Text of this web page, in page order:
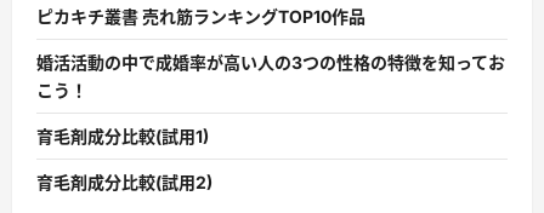
ピカキチ叢書 売れ筋ランキングTOP10作品
婚活活動の中で成婚率が高い人の3つの性格の特徴を知ってお
こう！
育毛剤成分比較(試用1)
育毛剤成分比較(試用2)